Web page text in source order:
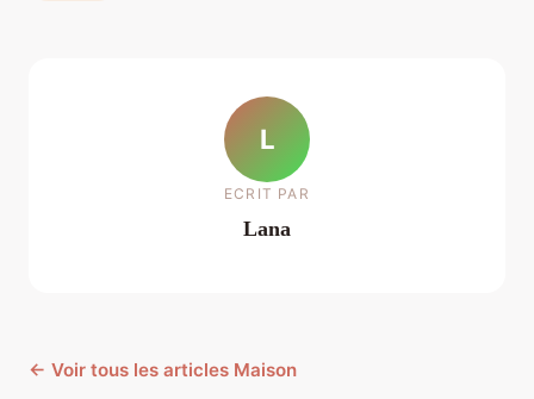
L
ECRIT PAR
Lana
← Voir tous les articles Maison